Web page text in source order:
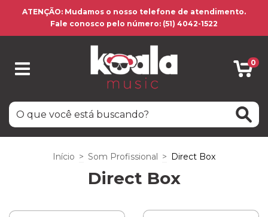
ATENÇÃO: Mudamos o nosso telefone de atendimento.
Fale conosco pelo número: (51) 4042-1522
0
Início > Som Profissional > Direct Box
Direct Box